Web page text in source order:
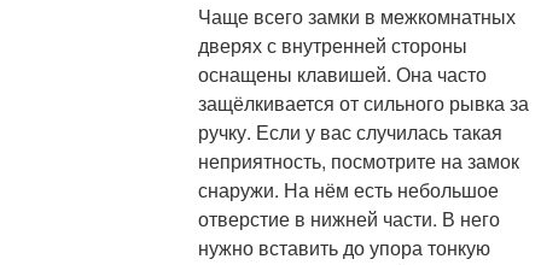
Чаще всего замки в межкомнатных
дверях с внутренней стороны
оснащены клавишей. Она часто
защёлкивается от сильного рывка за
ручку. Если у вас случилась такая
неприятность, посмотрите на замок
снаружи. На нём есть небольшое
отверстие в нижней части. В него
нужно вставить до упора тонкую